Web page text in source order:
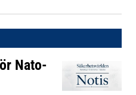
Nato-